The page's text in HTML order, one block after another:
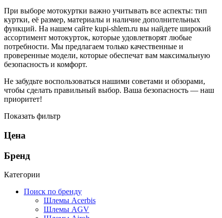
При выборе мотокуртки важно учитывать все аспекты: тип
куртки, её размер, материалы и наличие дополнительных
функций. На нашем сайте kupi-shlem.ru вы найдете широкий
ассортимент мотокурток, которые удовлетворят любые
потребности. Мы предлагаем только качественные и
проверенные модели, которые обеспечат вам максимальную
безопасность и комфорт.
Не забудьте воспользоваться нашими советами и обзорами,
чтобы сделать правильный выбор. Ваша безопасность — наш
приоритет!
Показать фильтр
Цена
Бренд
Категории
Поиск по бренду
Шлемы Acerbis
Шлемы AGV